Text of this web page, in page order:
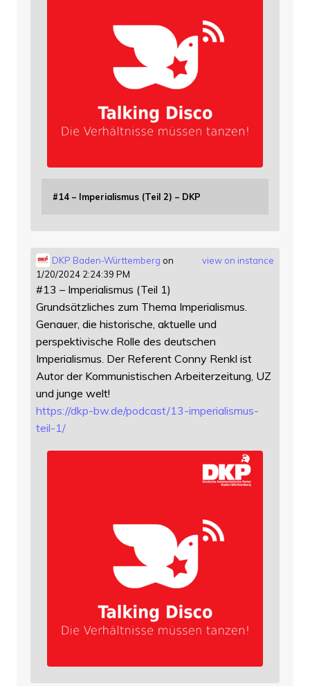
#14 – Imperialismus (Teil 2) – DKP
view on instance
DKP Baden-Württemberg on
1/20/2024 2:24:39 PM
#13 – Imperialismus (Teil 1)
Grundsätzliches zum Thema Imperialismus.
Genauer, die historische, aktuelle und
perspektivische Rolle des deutschen
Imperialismus. Der Referent Conny Renkl ist
Autor der Kommunistischen Arbeiterzeitung, UZ
und junge welt!
https://dkp-bw.de/podcast/13-imperialismus-
teil-1/